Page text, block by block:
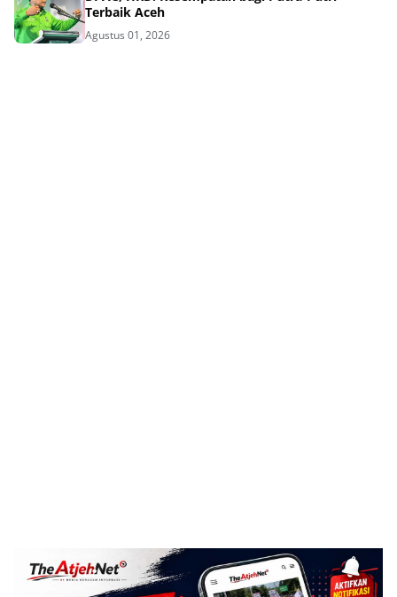
Terbaik Aceh
Agustus 01, 2026